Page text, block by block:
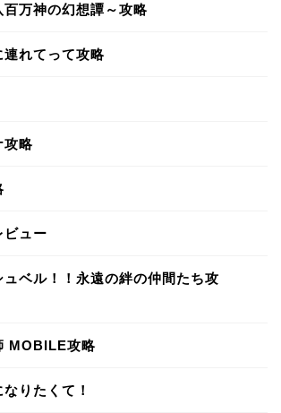
万神の幻想譚～攻略
れてって攻略
攻略
ビュー
ベル！！永遠の絆の仲間たち攻
MOBILE攻略
りたくて！